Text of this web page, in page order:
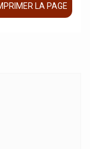
LA PAGE